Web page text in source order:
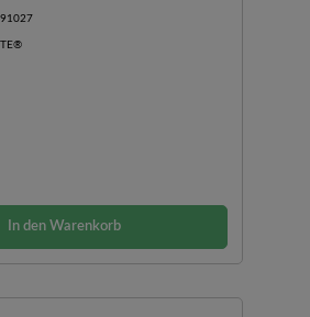
In den Warenkorb